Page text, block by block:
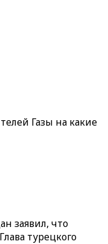
Газы на какие
заявил, что
турецкого